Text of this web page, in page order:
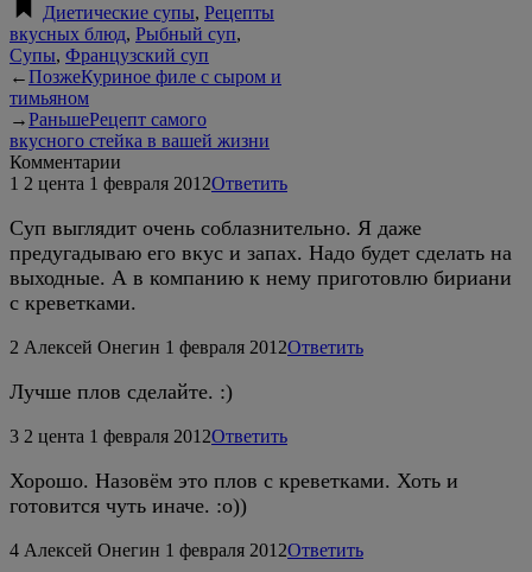
Диетические супы, Рецепты
вкусных блюд, Рыбный суп,
Супы, Французский суп
←ПозжеКуриное филе с сыром и
тимьяном
→РаньшеРецепт самого
вкусного стейка в вашей жизни
Комментарии
1 2 цента 1 февраля 2012Ответить
Суп выглядит очень соблазнительно. Я даже
предугадываю его вкус и запах. Надо будет сделать на
выходные. А в компанию к нему приготовлю бириани
с креветками.
2 Алексей Онегин 1 февраля 2012Ответить
Лучше плов сделайте. :)
3 2 цента 1 февраля 2012Ответить
Хорошо. Назовём это плов с креветками. Хоть и
готовится чуть иначе. :о))
4 Алексей Онегин 1 февраля 2012Ответить